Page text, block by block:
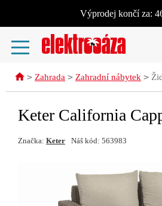
Výprodej končí za:
> Zahrada > Zahradní nábytek >
Keter California
Značka: Keter Náš kód: 563983